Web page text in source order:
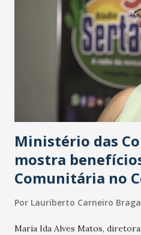
principalmente tão próximo ao
muito especial, que conta uma
cada vez mais próximo do
sempre um produto de
semijoias: A Roma Joias foi
oferecer um produto de
As joias recebem um banho de
Ministério das
mostra
Comunitária no
Por Lauriberto Carneiro Braga
Maria Ida Alves Matos,